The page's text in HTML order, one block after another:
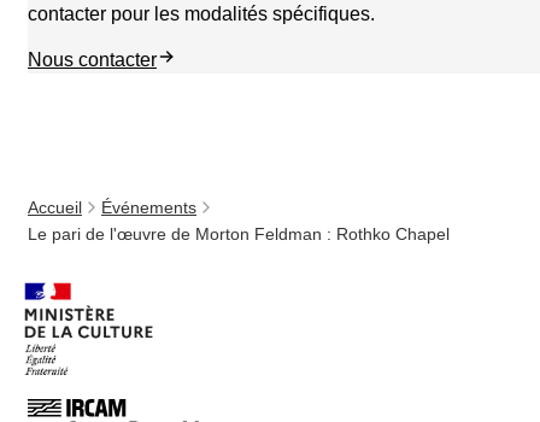
contacter pour les modalités spécifiques.
Nous contacter
Accueil
Événements
Le pari de l'œuvre de Morton Feldman : Rothko Chapel